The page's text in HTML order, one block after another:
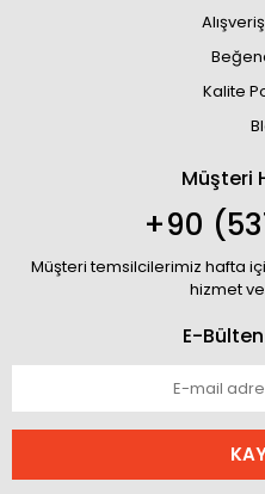
Kalite
Müşteri
+90
Müşteri temsilcilerimiz hafta
hizmet
E-